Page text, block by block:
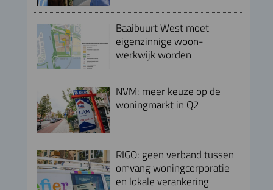
Baaibuurt West moet
eigenzinnige woon-
werkwijk worden
NVM: meer keuze op de
woningmarkt in Q2
RIGO: geen verband tussen
omvang woningcorporatie
en lokale verankering